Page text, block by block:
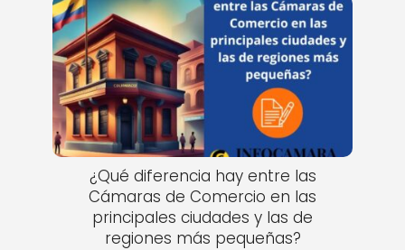
¿Qué diferencia hay entre las
Cámaras de Comercio en las
principales ciudades y las de
regiones más pequeñas?